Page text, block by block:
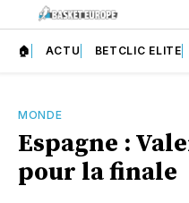
🏠 ACTU BETCLIC ELITE
MONDE
Espagne :
pour la finale